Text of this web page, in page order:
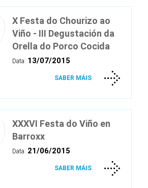
X Festa do Chourizo ao
Viño - III Degustación da
Orella do Porco Cocida
Data: 13/07/2015
SABER MÁIS
XXXVI Festa do Viño en
Barroxx
Data: 21/06/2015
SABER MÁIS